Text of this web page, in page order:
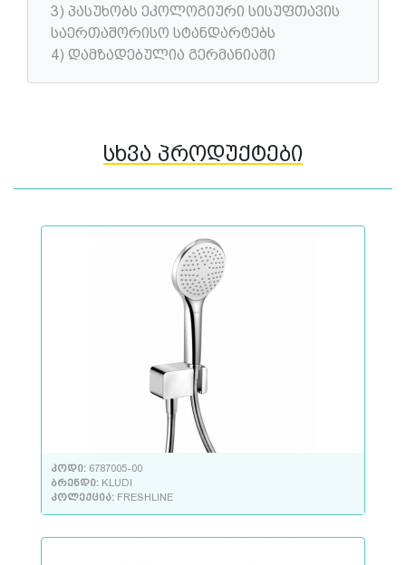
3) პასუხობს ეკოლოგიური სისუფთავის
საერთაშორისო სტანდარტებს
4) დამზადებულია გერმანიაში
სხვა პროდუქტები
კოდი: 6787005-00
ბრენდი: KLUDI
კოლექცია: FRESHLINE